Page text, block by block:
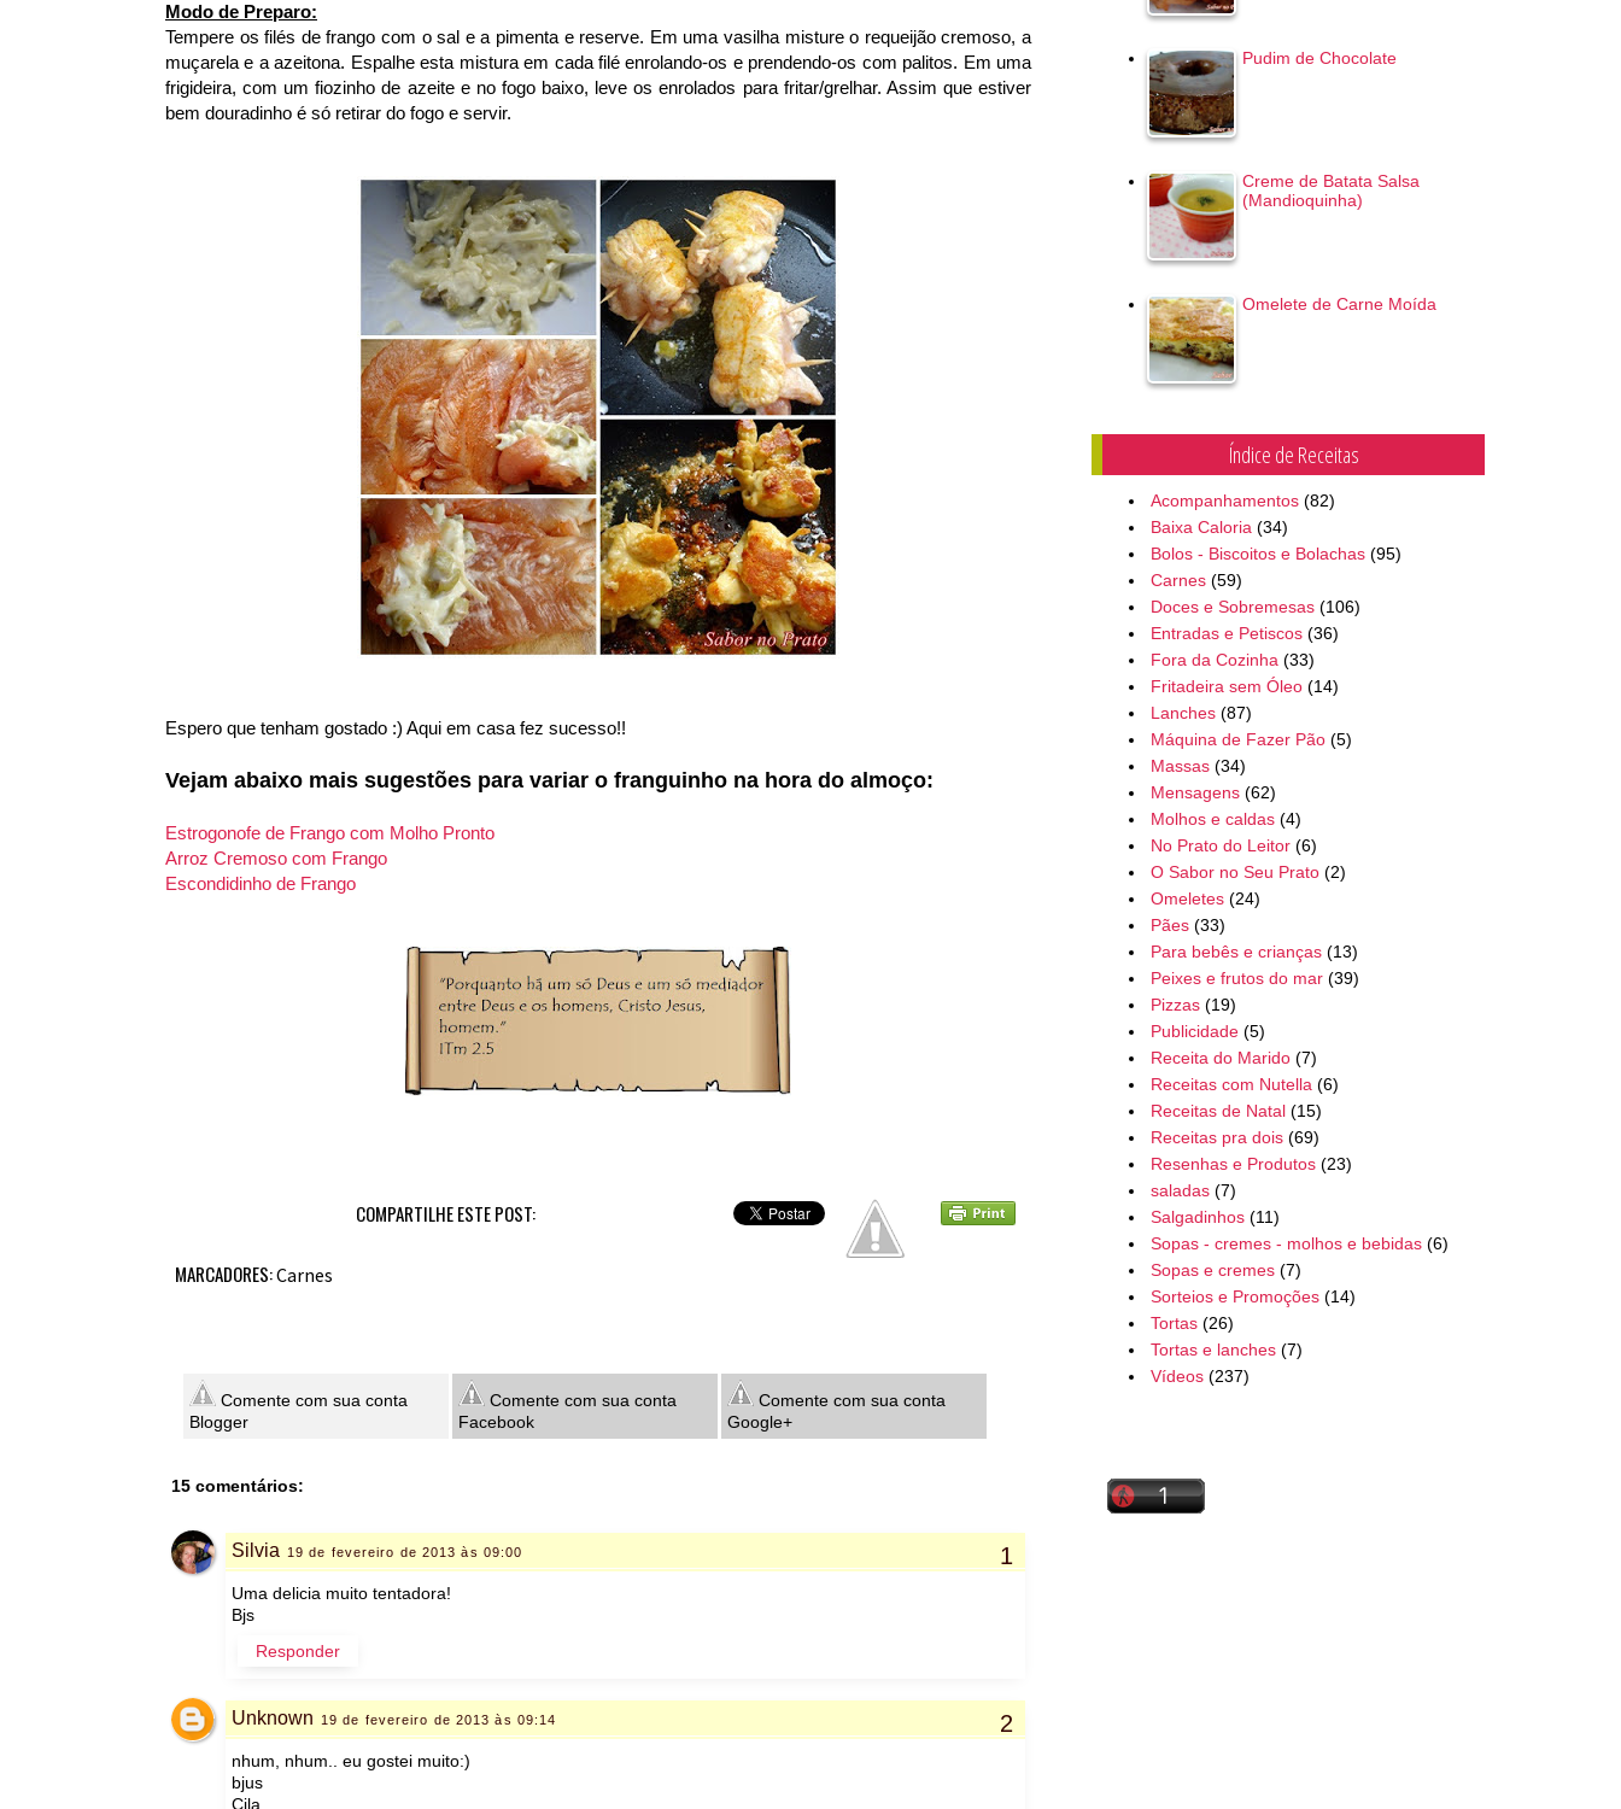
Modo de Preparo:
Tempere os filés de frango com o sal e a pimenta e reserve. Em uma vasilha misture o requeijão cremoso, a
muçarela e a azeitona. Espalhe esta mistura em cada filé enrolando-os e prendendo-os com palitos. Em uma
frigideira, com um fiozinho de azeite e no fogo baixo, leve os enrolados para fritar/grelhar. Assim que estiver
bem douradinho é só retirar do fogo e servir.
Espero que tenham gostado :) Aqui em casa fez sucesso!!
Vejam abaixo mais sugestões para variar o franguinho na hora do almoço:
Estrogonofe de Frango com Molho Pronto
Arroz Cremoso com Frango
Escondidinho de Frango
COMPARTILHE ESTE POST:
MARCADORES:Carnes
Comente com sua conta
Blogger
Comente com sua conta
Facebook
Comente com sua conta
Google+
15 comentários:
Silvia 19 de fevereiro de 2013 às 09:00
Uma delicia muito tentadora!
Bjs
Responder
Unknown 19 de fevereiro de 2013 às 09:14
nhum, nhum.. eu gostei muito:)
bjus
Cila
Pudim de Chocolate
Creme de Batata Salsa
(Mandioquinha)
Omelete de Carne Moída
Índice de Receitas
Acompanhamentos (82)
Baixa Caloria (34)
Bolos - Biscoitos e Bolachas (95)
Carnes (59)
Doces e Sobremesas (106)
Entradas e Petiscos (36)
Fora da Cozinha (33)
Fritadeira sem Óleo (14)
Lanches (87)
Máquina de Fazer Pão (5)
Massas (34)
Mensagens (62)
Molhos e caldas (4)
No Prato do Leitor (6)
O Sabor no Seu Prato (2)
Omeletes (24)
Pães (33)
Para bebês e crianças (13)
Peixes e frutos do mar (39)
Pizzas (19)
Publicidade (5)
Receita do Marido (7)
Receitas com Nutella (6)
Receitas de Natal (15)
Receitas pra dois (69)
Resenhas e Produtos (23)
saladas (7)
Salgadinhos (11)
Sopas - cremes - molhos e bebidas (6)
Sopas e cremes (7)
Sorteios e Promoções (14)
Tortas (26)
Tortas e lanches (7)
Vídeos (237)